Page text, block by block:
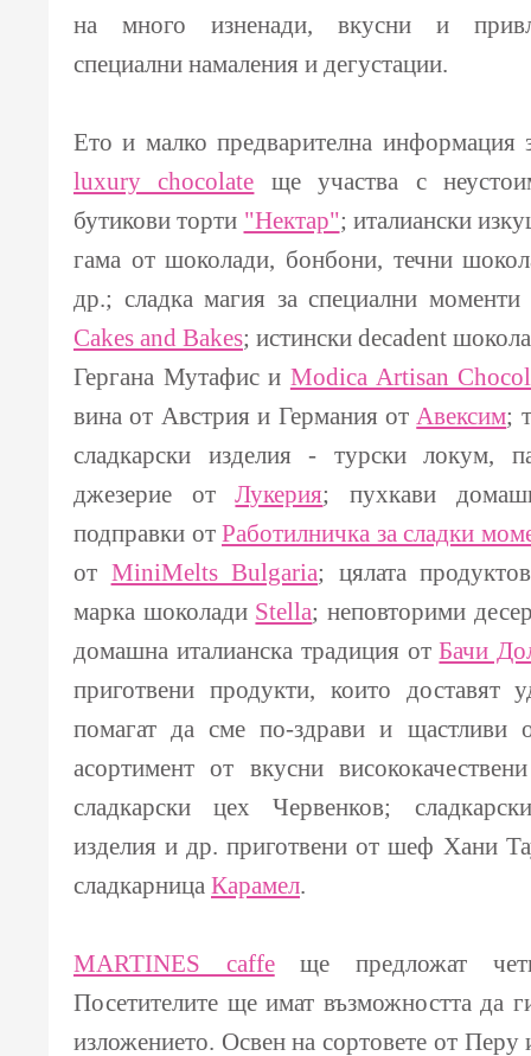
на много изненади, вкусни и
специални намаления и дегустации.
Ето и малко предварителна информация
luxury chocolate ще участва с
бутикови торти "Нектар"; италиански
гама от шоколади, бонбони, течни
др.; сладка магия за специални
Cakes and Bakes; истински decadent
Гергана Мутафис и Modica Artisan
вина от Австрия и Германия от Авексим;
сладкарски изделия - турски локум,
джезерие отЛукерия; пухкави
подправки от Работилничка за сладки
от MiniMelts Bulgaria; цялата
марка шоколади Stella; неповторими
домашна италианска традиция отБачи
приготвени продукти, които доставят
помагат да сме по-здрави и щастливи
асортимент от вкусни
сладкарски цех Червенков;
изделия и др. приготвени от шеф Хани
сладкарница Карамел.
MARTINES caffeще предложат
Посетителите ще имат възможността да
изложението. Освен на сортовете от